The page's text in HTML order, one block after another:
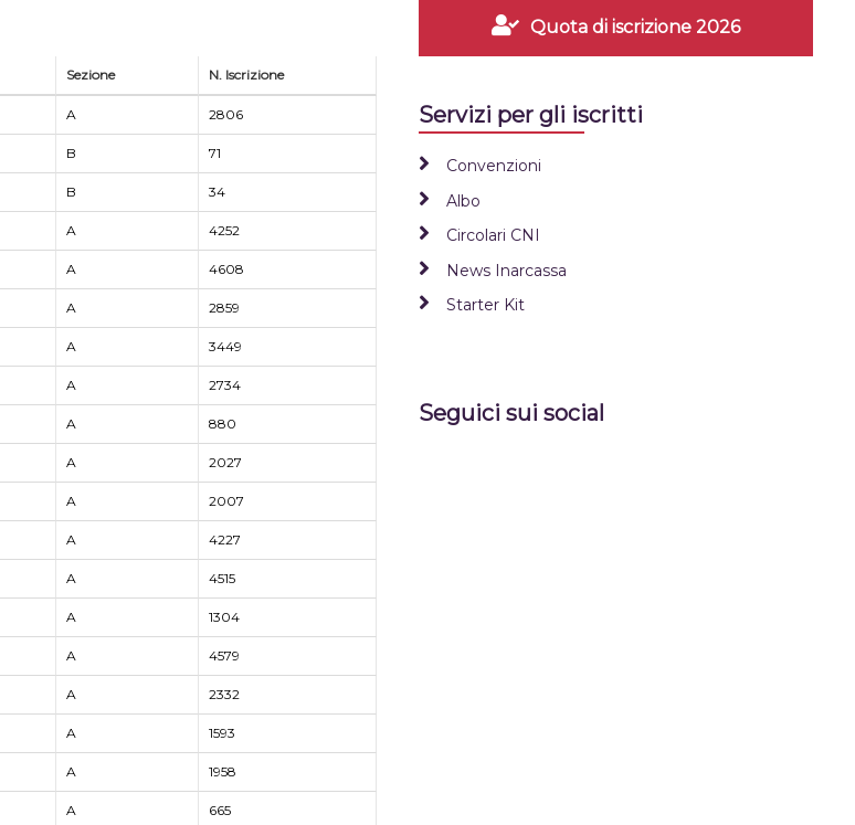
Sezione N. Iscrizione
A 2806
B 71
B 34
A 4252
A 4608
A 2859
A 3449
A 2734
A 880
A 2027
A 2007
A 4227
A 4515
A 1304
A 4579
A 2332
A 1593
A 1958
A 665
Quota di iscrizione 2026
Servizi per gli iscritti
Convenzioni
Albo
Circolari CNI
News Inarcassa
Starter Kit
Seguici sui social